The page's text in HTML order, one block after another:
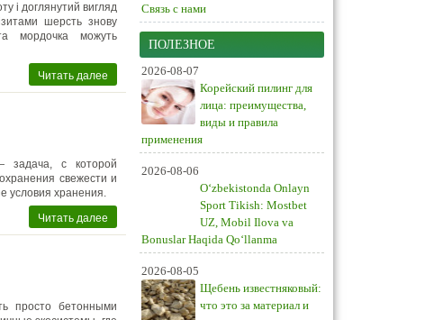
і доглянутий вигляд
шерсть знову
мордочка можуть
Читать далее
задача, с которой
свежести и
условия хранения.
Читать далее
просто бетонными
Связь с нами
ПОЛЕЗНОЕ
2026-08-07
Корейский пилинг для
лица: преимущества,
виды и правила
применения
2026-08-06
O‘zbekistonda Onlayn
Sport Tikish: Mostbet
UZ, Mobil Ilova va
Bonuslar Haqida Qo‘llanma
2026-08-05
Щебень известняковый:
что это за материал и